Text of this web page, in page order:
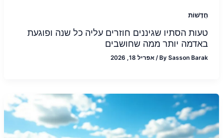
חֲדָשׁוֹת
טעות הסתיו שגיננים חוזרים עליה כל שנה ופוגעת
באדמה יותר ממה שחושבים
BySasson Barak
/ אפריל 18, 2026